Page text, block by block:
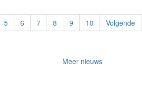
5 6 7 8 9 10 Volgende
Meer nieuws